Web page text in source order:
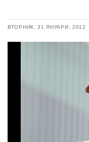
ВТОРНИК, 31 ЯНУАРИ, 2012